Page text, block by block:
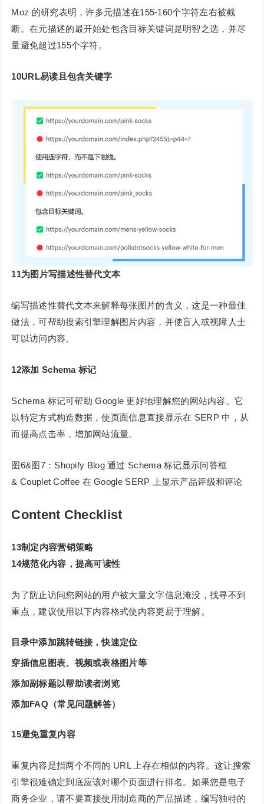
Moz 的研究表明，许多元描述在155-160个字符左右被截
断。在元描述的最开始处包含目标关键词是明智之选，并尽
量避免超过155个字符。
10URL易读且包含关键字
11为图片写描述性替代文本
编写描述性替代文本来解释每张图片的含义，这是一种最佳
做法，可帮助搜索引擎理解图片内容，并使盲人或视障人士
可以访问内容。
12添加 Schema 标记
Schema 标记可帮助 Google 更好地理解您的网站内容。它
以特定方式构造数据，使页面信息直接显示在 SERP 中，从
而提高点击率，增加网站流量。
图6&图7：Shopify Blog 通过 Schema 标记显示问答框
& Couplet Coffee 在 Google SERP 上显示产品评级和评论
Content Checklist
13制定内容营销策略
14规范化内容，提高可读性
为了防止访问您网站的用户被大量文字信息淹没，找寻不到
重点，建议使用以下内容格式使内容更易于理解。
目录中添加跳转链接，快速定位
穿插信息图表、视频或表格图片等
添加副标题以帮助读者浏览
添加FAQ（常见问题解答）
15避免重复内容
重复内容是指两个不同的 URL 上存在相似的内容。这让搜索
引擎很难确定到底应该对哪个页面进行排名。如果您是电子
商务企业，请不要直接使用制造商的产品描述，编写独特的